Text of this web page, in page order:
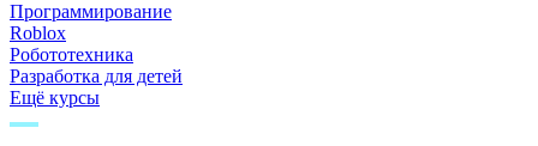
Программирование
Roblox
Робототехника
Разработка для детей
Ещё курсы